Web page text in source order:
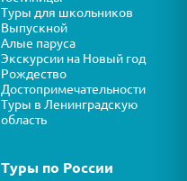
Туры для школьников
Выпускной
Алые паруса
Экскурсии на Новый год
Рождество
Достопримечательности
Туры в Ленинградскую
область
Туры по России